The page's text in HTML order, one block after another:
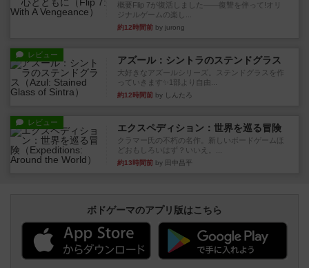
概要Flip 7が復活しました――復讐を伴って!オリ
ジナルゲームの楽し...
約12時間前 by jurong
レビュー アズール：シントラのステンドグラス
大好きなアズールシリーズ。ステンドグラスを作
っていきます✨1部より自由...
約12時間前 by しんたろ
レビュー エクスペディション：世界を巡る冒険
クラマー氏の不朽の名作。新しいボードゲームほ
どおもしろいはず？いいえ。...
約13時間前 by 田中昌平
ボドゲーマのアプリ版はこちら